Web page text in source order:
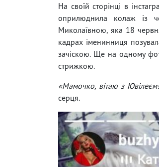
На своїй сторінці в
оприлюднила колаж із
Миколаївною, яка 18
кадрах іменинниця
зачіскою. Ще на одному
стрижкою.
«Мамочко, вітаю з
серця.